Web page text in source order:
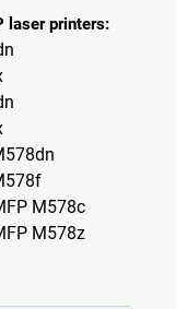
laser printers:
M578c
M578z